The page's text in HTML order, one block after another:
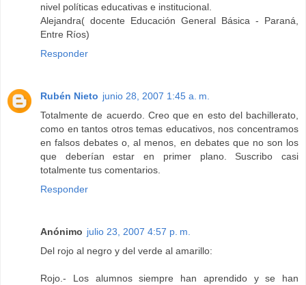
nivel políticas educativas e institucional.
Alejandra( docente Educación General Básica - Paraná,
Entre Ríos)
Responder
Rubén Nieto junio 28, 2007 1:45 a. m.
Totalmente de acuerdo. Creo que en esto del bachillerato,
como en tantos otros temas educativos, nos concentramos
en falsos debates o, al menos, en debates que no son los
que deberían estar en primer plano. Suscribo casi
totalmente tus comentarios.
Responder
Anónimo julio 23, 2007 4:57 p. m.
Del rojo al negro y del verde al amarillo:
Rojo.- Los alumnos siempre han aprendido y se han